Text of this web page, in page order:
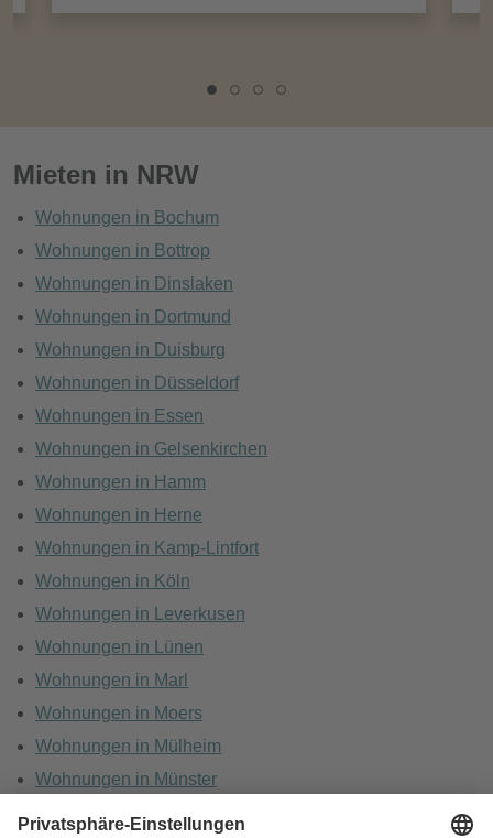
Mieten in NRW
Wohnungen in Bochum
Wohnungen in Bottrop
Wohnungen in Dinslaken
Wohnungen in Dortmund
Wohnungen in Duisburg
Wohnungen in Düsseldorf
Wohnungen in Essen
Wohnungen in Gelsenkirchen
Wohnungen in Hamm
Wohnungen in Herne
Wohnungen in Kamp-Lintfort
Wohnungen in Köln
Wohnungen in Leverkusen
Wohnungen in Lünen
Wohnungen in Marl
Wohnungen in Moers
Wohnungen in Mülheim
Wohnungen in Münster